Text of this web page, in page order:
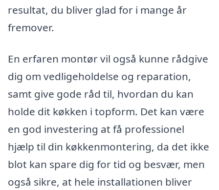
resultat, du bliver glad for i mange år
fremover.
En erfaren montør vil også kunne rådgive
dig om vedligeholdelse og reparation,
samt give gode råd til, hvordan du kan
holde dit køkken i topform. Det kan være
en god investering at få professionel
hjælp til din køkkenmontering, da det ikke
blot kan spare dig for tid og besvær, men
også sikre, at hele installationen bliver